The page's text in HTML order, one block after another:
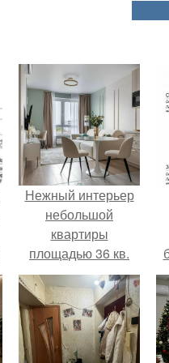
Нежный интерьер
небольшой
квартиры
площадью 36 кв.